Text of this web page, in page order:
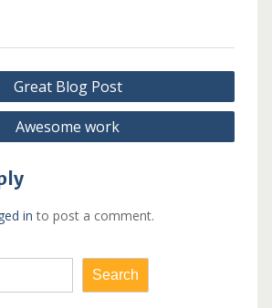
Great Blog Post
Awesome work
in to post a comment.
Search